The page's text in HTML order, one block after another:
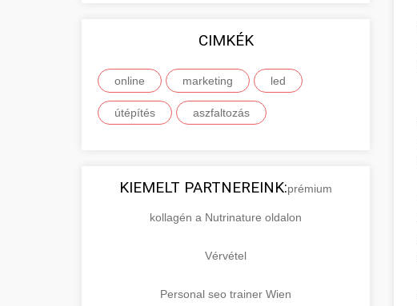
CIMKÉK
online marketing led
útépítés aszfaltozás
KIEMELT PARTNEREINK:prémium
kollagén a Nutrinature oldalon
Vérvétel
Personal seo trainer Wien